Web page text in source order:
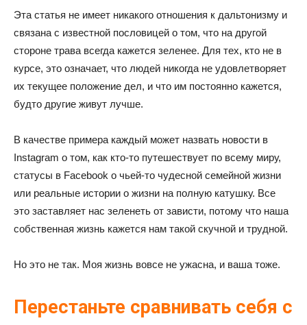
Эта статья не имеет никакого отношения к дальтонизму и
связана с известной пословицей о том, что на другой
стороне трава всегда кажется зеленее. Для тех, кто не в
курсе, это означает, что людей никогда не удовлетворяет
их текущее положение дел, и что им постоянно кажется,
будто другие живут лучше.
В качестве примера каждый может назвать новости в
Instagram о том, как кто-то путешествует по всему миру,
статусы в Facebook о чьей-то чудесной семейной жизни
или реальные истории о жизни на полную катушку. Все
это заставляет нас зеленеть от зависти, потому что наша
собственная жизнь кажется нам такой скучной и трудной.
Но это не так. Моя жизнь вовсе не ужасна, и ваша тоже.
Перестаньте сравнивать себя с